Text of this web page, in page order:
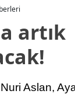
artık
Aslan,